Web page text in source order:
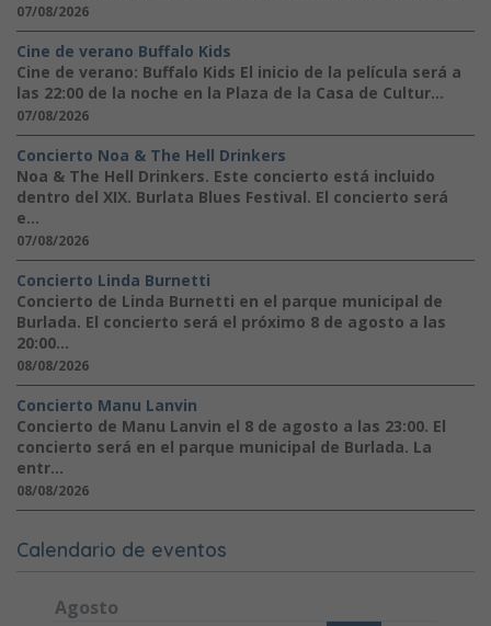
07/08/2026
Cine de verano Buffalo Kids
Cine de verano: Buffalo Kids El inicio de la película será a
las 22:00 de la noche en la Plaza de la Casa de Cultur...
07/08/2026
Concierto Noa & The Hell Drinkers
Noa & The Hell Drinkers. Este concierto está incluido
dentro del XIX. Burlata Blues Festival. El concierto será
e...
07/08/2026
Concierto Linda Burnetti
Concierto de Linda Burnetti en el parque municipal de
Burlada. El concierto será el próximo 8 de agosto a las
20:00...
08/08/2026
Concierto Manu Lanvin
Concierto de Manu Lanvin el 8 de agosto a las 23:00. El
concierto será en el parque municipal de Burlada. La
entr...
08/08/2026
Calendario de eventos
Agosto